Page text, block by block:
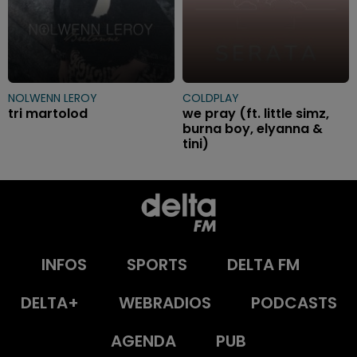
NOLWENN LEROY
tri martolod
COLDPLAY
we pray (ft. little simz,
burna boy, elyanna &
tini)
INFOS SPORTS
DELTA FM
DELTA+
WEBRADIOS
PODCASTS
AGENDA
PUB